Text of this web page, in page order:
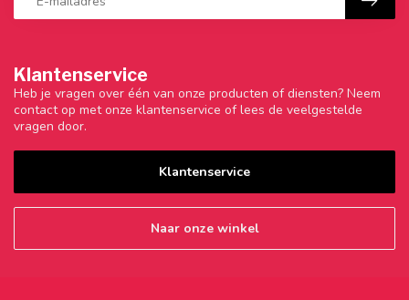
Klantenservice
Heb je vragen over één van onze producten of diensten? Neem
contact op met onze klantenservice of lees de veelgestelde
vragen door.
Klantenservice
Naar onze winkel